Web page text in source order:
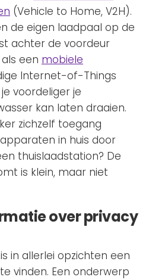
(Vehicle to Home, V2H).
de eigen laadpaal op de
achter de voordeur
een mobiele
Internet-of-Things
voordeliger je
kan laten draaien.
zichzelf toegang
in huis door
thuislaadstation? De
is klein, maar niet
over privacy
in allerlei opzichten een
vinden. Een onderwerp